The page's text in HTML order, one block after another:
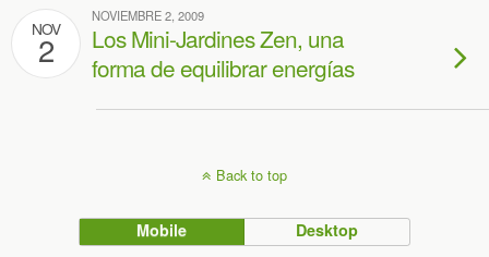
NOV
2
NOVIEMBRE 2, 2009
Los Mini-Jardines Zen, una
forma de equilibrar energías
Back to top
Mobile Desktop